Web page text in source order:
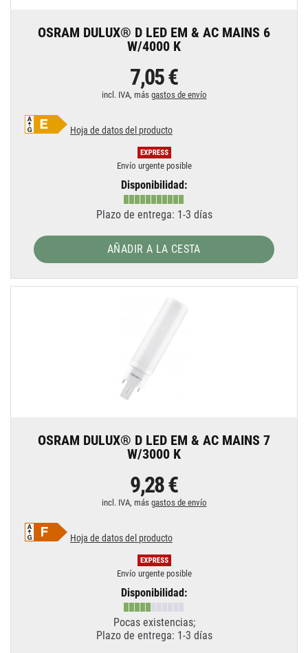
OSRAM DULUX® D LED EM & AC MAINS 6
W/4000 K
7,05 €
incl. IVA, más gastos de envío
Hoja de datos del producto
Envío urgente posible
Disponibilidad:
Plazo de entrega: 1-3 días
AÑADIR A LA CESTA
OSRAM DULUX® D LED EM & AC MAINS 7
W/3000 K
9,28 €
incl. IVA, más gastos de envío
Hoja de datos del producto
Envío urgente posible
Disponibilidad:
Pocas existencias;
Plazo de entrega: 1-3 días